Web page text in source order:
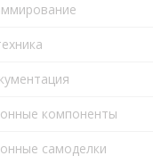
компоненты
самоделки